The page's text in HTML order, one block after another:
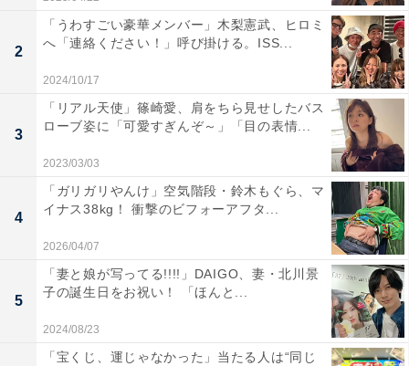
2
「うわすごい豪華メンバー」木梨憲武、ヒロミ
へ「連絡ください！」呼び掛ける。ISS...
2024/10/17
3
「リアル天使」篠崎愛、肩をちら見せしたバス
ローブ姿に「可愛すぎんぞ～」「目の表情...
2023/03/03
4
「ガリガリやんけ」空気階段・鈴木もぐら、マ
イナス38kg！ 衝撃のビフォーアフタ...
2026/04/07
5
「妻と娘が写ってる!!!!」DAIGO、妻・北川景
子の誕生日をお祝い！ 「ほんと...
2024/08/23
「宝くじ、運じゃなかった」当たる人は“同じ